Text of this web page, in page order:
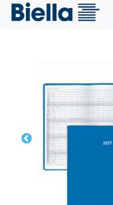
Cookie-Einstellungen